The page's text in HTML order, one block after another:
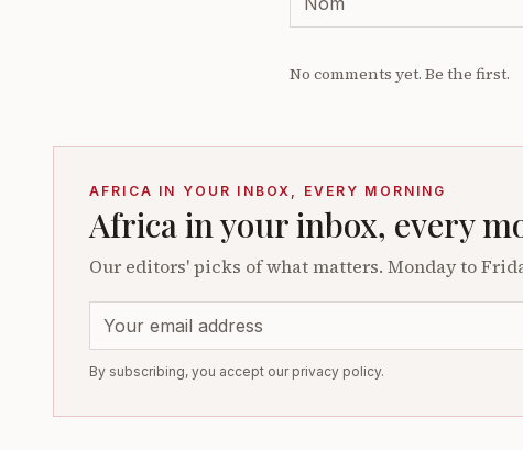
No comments yet. Be the first.
AFRICA IN YOUR INBOX, EVERY MORNING
Africa in your inbox, every
Our editors' picks of what matters. Monday to
By subscribing, you accept our privacy policy.